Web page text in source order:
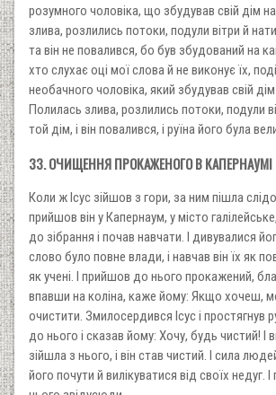
розумного чоловіка, що збудував свій дім
злива, розлились потоки, подули вітри й
та він не повалився, бо був збудований на
хто слухає оці мої слова й не виконує їх,
необачного чоловіка, який збудував свій дім
Полилась злива, розлились потоки, подули
той дім, і він повалився, і руїна його була
33. ОЧИЩЕННЯ ПРОКАЖЕНОГО В КАПЕРНАУМІ
Коли ж Ісус зійшов з гори, за ним пішла
прийшов він у Капернаум, у місто
до зібрання і почав навчати. І дивувалися
слово було повне влади, і навчав він їх як
як учені. І прийшов до нього прокажений,
впавши на коліна, каже йому: Якщо хочеш,
очистити. Змилосердився Ісус і простягнув
до нього і сказав йому: Хочу, будь чистий! І
зійшла з нього, і він став чистий. І сила
його почути й вилікуватися від своїх недуг.